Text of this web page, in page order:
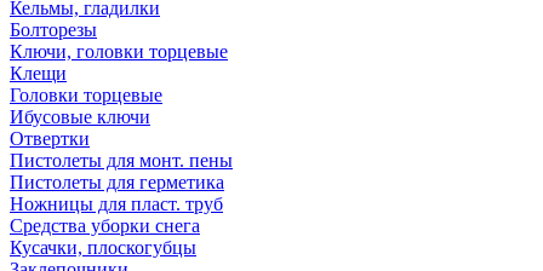
Кельмы, гладилки
Болторезы
Ключи, головки торцевые
Клещи
Головки торцевые
Ибусовые ключи
Отвертки
Пистолеты для монт. пены
Пистолеты для герметика
Ножницы для пласт. труб
Средства уборки снега
Кусачки, плоскогубцы